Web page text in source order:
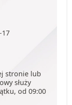
stronie lub
służy
od 09:00